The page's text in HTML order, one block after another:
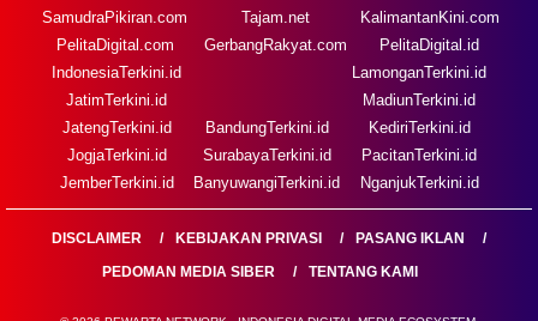
SamudraPikiran.com
PelitaDigital.com
Tajam.net
GerbangRakyat.com
KalimantanKini.com
PelitaDigital.id
IndonesiaTerkini.id
JatimTerkini.id
JatengTerkini.id
JogjaTerkini.id
JemberTerkini.id
BandungTerkini.id
SurabayaTerkini.id
BanyuwangiTerkini.id
LamonganTerkini.id
MadiunTerkini.id
KediriTerkini.id
PacitanTerkini.id
NganjukTerkini.id
DISCLAIMER KEBIJAKAN PRIVASI
PASANG IKLAN
PEDOMAN MEDIA SIBER
TENTANG KAMI